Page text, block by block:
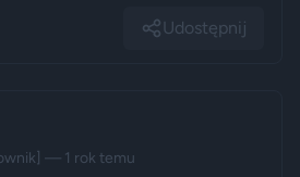
Udostępnij
— 1 rok temu